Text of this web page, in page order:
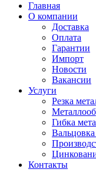
Главная
О компании
Доставка
Оплата
Гарантии
Импорт
Новости
Вакансии
Услуги
Резка
Гибка
Вальцовка
Контакты